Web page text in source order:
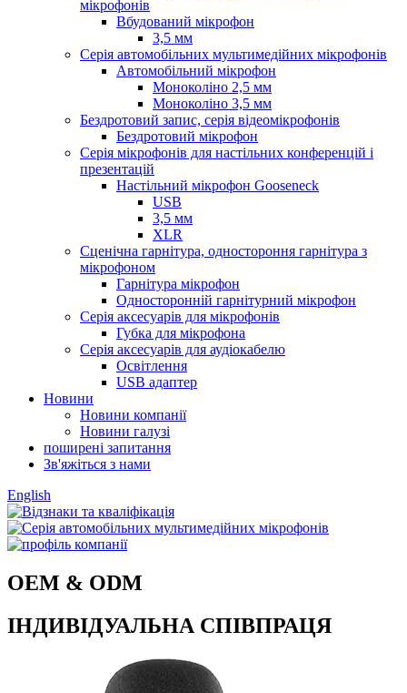
мікрофонів
Вбудований мікрофон
3,5 мм
Серія автомобільних мультимедійних мікрофонів
Автомобільний мікрофон
Моноколіно 2,5 мм
Моноколіно 3,5 мм
Бездротовий запис, серія відеомікрофонів
Бездротовий мікрофон
Серія мікрофонів для настільних конференцій і
презентацій
Настільний мікрофон Gooseneck
USB
3,5 мм
XLR
Сценічна гарнітура, одностороння гарнітура з
мікрофоном
Гарнітура мікрофон
Односторонній гарнітурний мікрофон
Серія аксесуарів для мікрофонів
Губка для мікрофона
Серія аксесуарів для аудіокабелю
Освітлення
USB адаптер
Новини
Новини компанії
Новини галузі
поширені запитання
Зв'яжіться з нами
English
OEM & ODM
ІНДИВІДУАЛЬНА СПІВПРАЦЯ